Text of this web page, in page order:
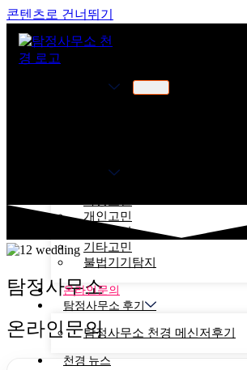
콘텐츠로 건너뛰기
개인고민
기업고민
기타고민
불법기기탐지
온라인문의
탐정사무소 후기
탐정사무소 천경 메신저후기
천경 뉴스
탐정사무소
온라인문의